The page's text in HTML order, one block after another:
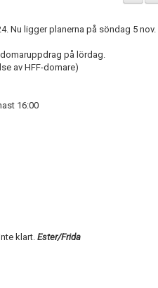
Nu ligger planerna på söndag 5 nov.
på lördag.
av HFF-domare)
16:00
klart. Ester/Frida